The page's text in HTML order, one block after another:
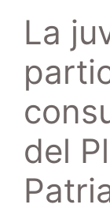
La
del